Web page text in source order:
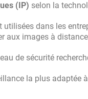
(IP) selon la
dans les
aux images à
de sécurité
la plus adaptée